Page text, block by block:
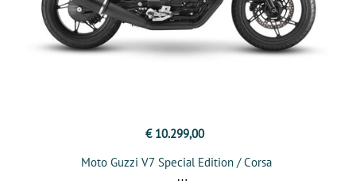
€ 10.299,00
Moto Guzzi V7 Special Edition / Corsa